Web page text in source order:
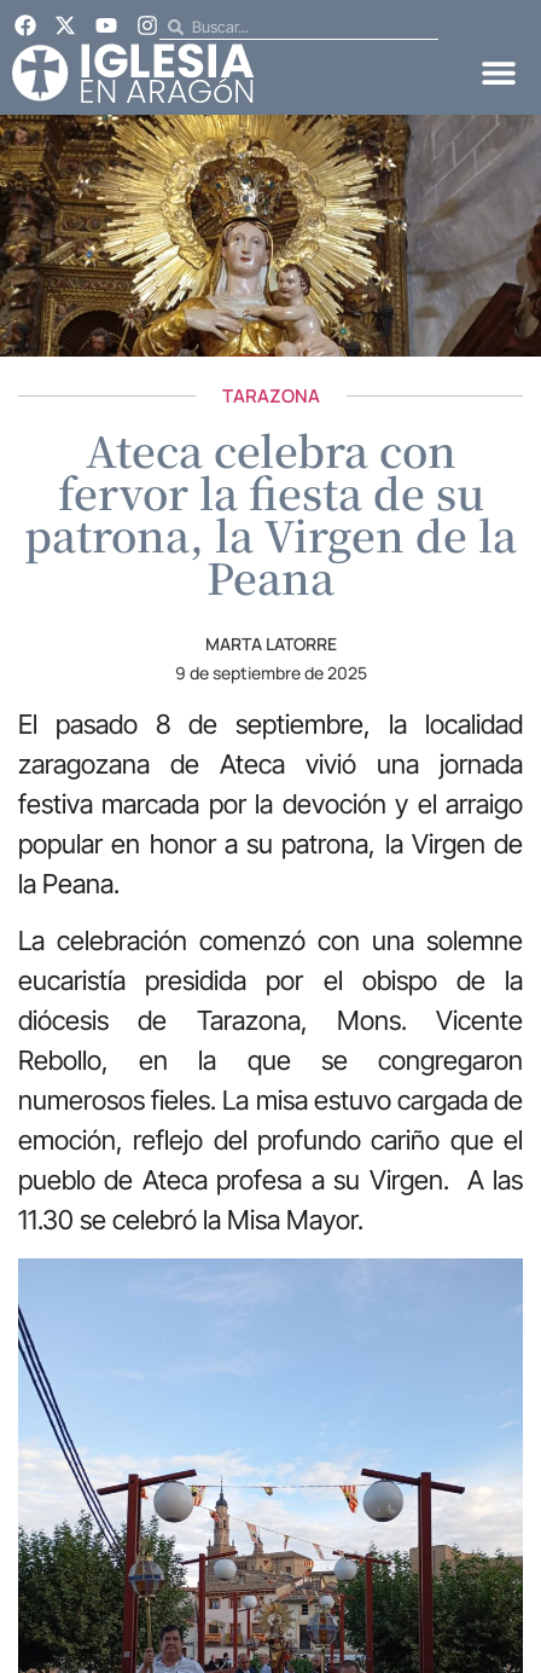
TARAZONA
Ateca celebra con
fervor la fiesta de su
patrona, la Virgen de la
Peana
MARTA LATORRE
9 de septiembre de 2025
El pasado 8 de septiembre, la localidad
zaragozana de Ateca vivió una jornada
festiva marcada por la devoción y el arraigo
popular en honor a su patrona, la Virgen de
la Peana.
La celebración comenzó con una solemne
eucaristía presidida por el obispo de la
diócesis de Tarazona, Mons. Vicente
Rebollo, en la que se congregaron
numerosos fieles. La misa estuvo cargada de
emoción, reflejo del profundo cariño que el
pueblo de Ateca profesa a su Virgen. A las
11.30 se celebró la Misa Mayor.